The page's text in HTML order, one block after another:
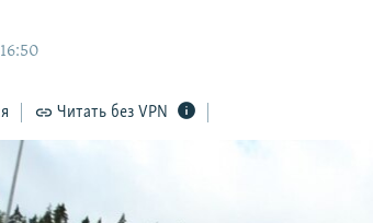
Читать без VPN